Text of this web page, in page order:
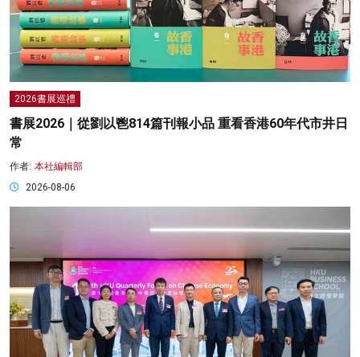
2026書展巡禮
書展2026｜從劉以鬯814篇刊報小品 重看香港60年代市井日
常
作者: 本社編輯部
2026-08-06